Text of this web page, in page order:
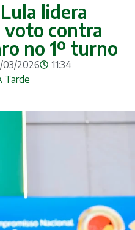
lidera
voto contra
no 1º turno
03/2026
11:34
Tarde